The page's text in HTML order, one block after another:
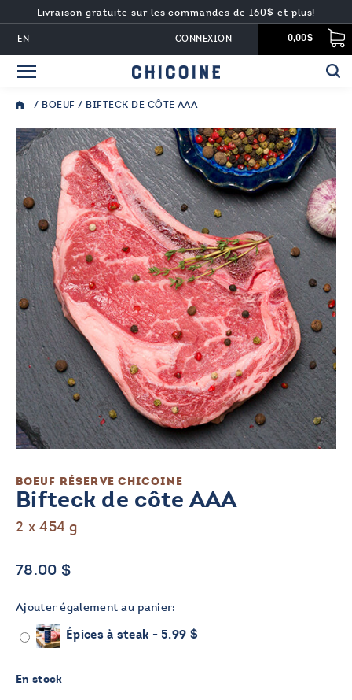
EN
Livraison gratuite sur les commandes de 160$ et plus!
0,00$
CONNEXION
/ BOEUF / BIFTECK DE CÔTE AAA
BOEUF RÉSERVE CHICOINE
Bifteck de côte AAA
2 x 454 g
78.00 $
Ajouter également au panier:
Épices à steak - 5.99 $
En stock